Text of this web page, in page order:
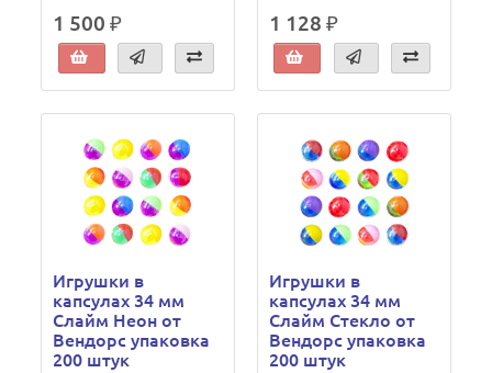
1 500 ₽ 1 128 ₽
Игрушки в
капсулах 34 мм
Слайм Неон от
Вендорс упаковка
200 штук
Игрушки в
капсулах 34 мм
Слайм Стекло от
Вендорс упаковка
200 штук